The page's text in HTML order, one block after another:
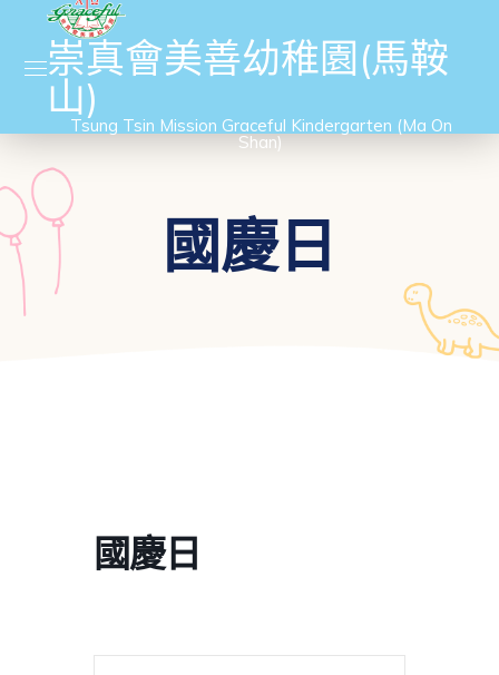
崇真會美善幼稚園(馬鞍
山)
Tsung Tsin Mission Graceful Kindergarten (Ma On
Shan)
國慶日
國慶日